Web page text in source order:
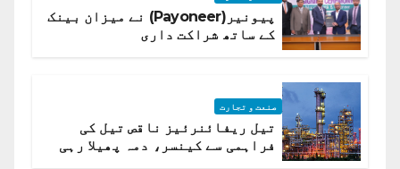
پیونیر(Payoneer) نے میزان بینک
کے ساتھ شراکت داری
صنعت و تجارت
تیل ریفائنرئیز ناقص تیل کی
فراہمی سے کینسر، دمہ پھیلا رہی